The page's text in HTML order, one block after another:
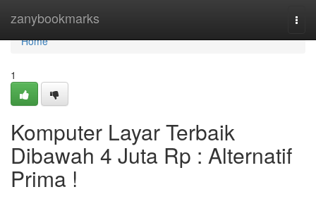
zanybookmarks
Home
Home
1
Komputer Layar Terbaik
Dibawah 4 Juta Rp : Alternatif
Prima !